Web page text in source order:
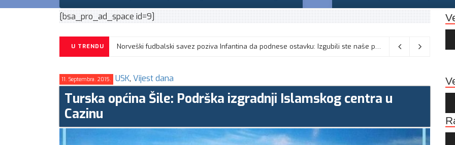
[bsa_pro_ad_space id=9]
U TRENDU Sarajevo u Mostaru dočekuje Radnik, Široki Brijeg na Pecari čeka Slogu 08/08/2026
11. Septembra. 2015. USK, Vijest dana
Turska općina Šile: Podrška izgradnji Islamskog centra u
Cazinu